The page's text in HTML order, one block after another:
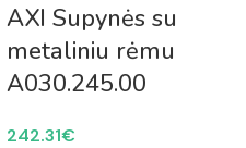
AXI Supynės su
metaliniu rėmu
A030.245.00
242.31€